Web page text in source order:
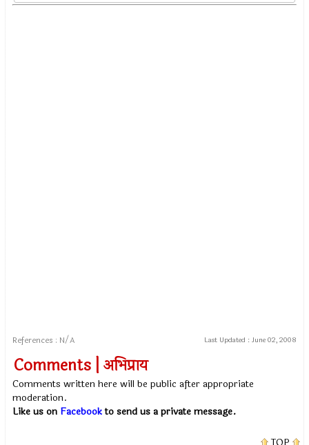
References : N/A Last Updated : June 02, 2008
Comments | अभिप्राय
Comments written here will be public after appropriate
moderation.
Like us on Facebookto send us a private message.